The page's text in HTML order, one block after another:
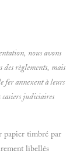
nous avons
règlements, mais
fer annexent à leurs
judiciaires
papier timbré par
libellés